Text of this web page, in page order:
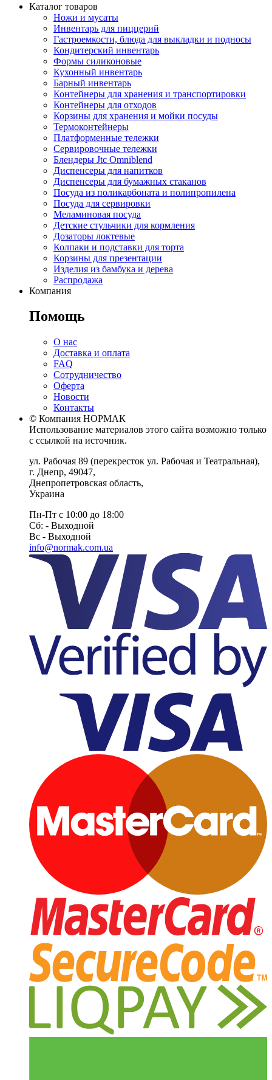
Каталог товаров
Ножи и мусаты
Инвентарь для пиццерий
Гастроемкости, блюда для выкладки и подносы
Кондитерский инвентарь
Формы силиконовые
Кухонный инвентарь
Барный инвентарь
Контейнеры для хранения и транспортировки
Контейнеры для отходов
Корзины для хранения и мойки посуды
Термоконтейнеры
Платформенные тележки
Сервировочные тележки
Блендеры Jtc Omniblend
Диспенсеры для напитков
Диспенсеры для бумажных стаканов
Посуда из поликарбоната и полипропилена
Посуда для сервировки
Меламиновая посуда
Детские стульчики для кормления
Дозаторы локтевые
Колпаки и подставки для торта
Корзины для презентации
Изделия из бамбука и дерева
Распродажа
Компания
Помощь
О нас
Доставка и оплата
FAQ
Сотрудничество
Оферта
Новости
Контакты
© Компания НОРМАК
Использование материалов этого сайта возможно только
с ссылкой на источник.
ул. Рабочая 89 (перекресток ул. Рабочая и Театральная),
г. Днепр, 49047,
Днепропетровская область,
Украина
Пн-Пт с 10:00 до 18:00
Сб: - Выходной
Вс - Выходной
info@normak.com.ua